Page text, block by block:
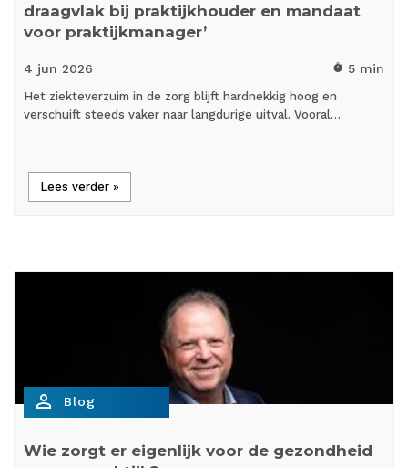
draagvlak bij praktijkhouder en mandaat
voor praktijkmanager’
4 jun 2026 timer 5 min
Het ziekteverzuim in de zorg blijft hardnekkig hoog en
verschuift steeds vaker naar langdurige uitval. Vooral…
Lees verder »
person_outline Blog
Wie zorgt er eigenlijk voor de gezondheid